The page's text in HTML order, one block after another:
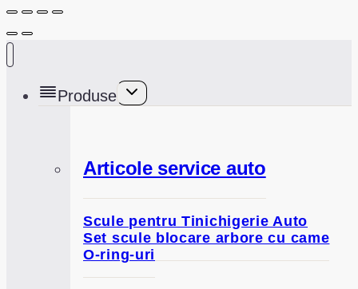
Produse
Toggle
Articole service auto
Scule pentru Tinichigerie Auto
Set scule blocare arbore cu came
O-ring-uri